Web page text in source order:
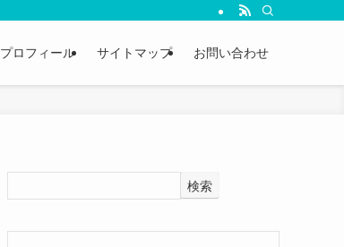
プロフィール サイトマップ お問い合わせ
検索